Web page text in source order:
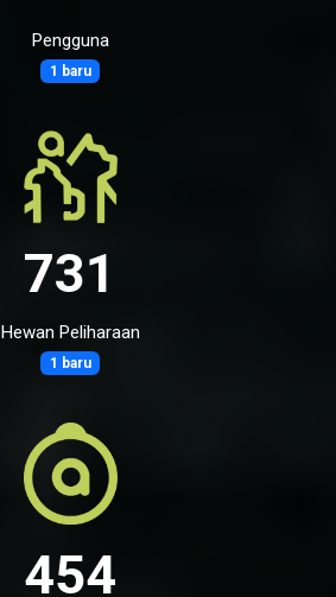
Pengguna
1 baru
731
Hewan Peliharaan
1 baru
454